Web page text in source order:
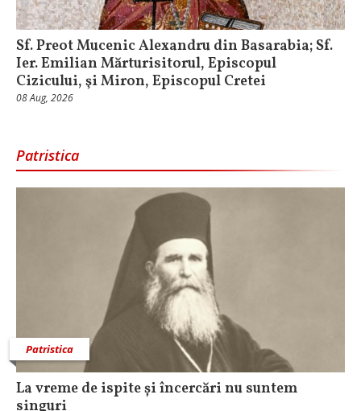
Sf. Preot Mucenic Alexandru din Basarabia; Sf.
Ier. Emilian Mărturisitorul, Episcopul
Cizicului, şi Miron, Episcopul Cretei
08 Aug, 2026
Patristica
Patristica
La vreme de ispite și încercări nu suntem
singuri